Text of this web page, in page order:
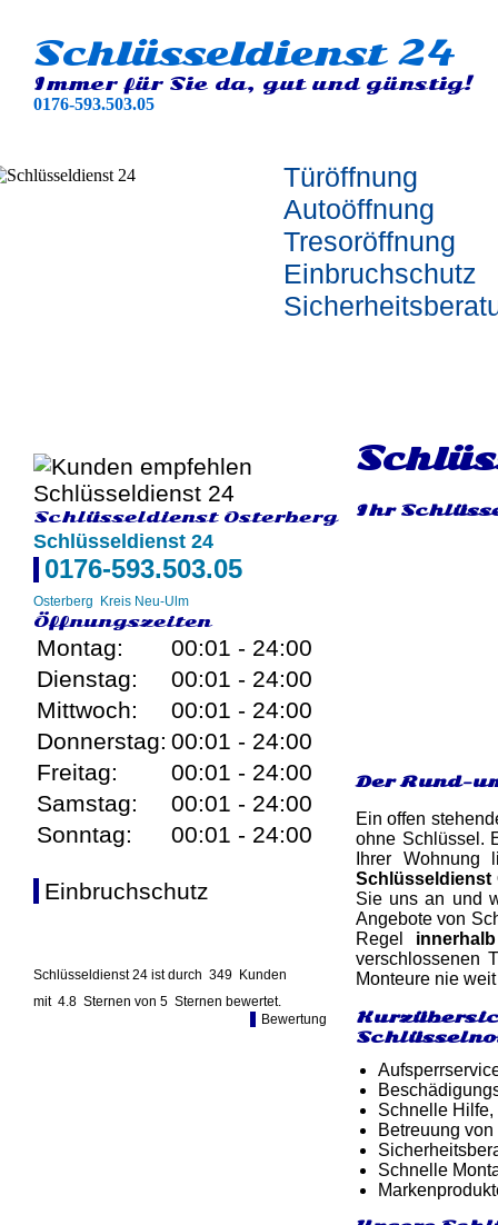
Schlüsseldienst 24
Immer für Sie da, gut und günstig!
0176-593.503.05
Türöffnung
Autoöffnung
Tresoröffnung
Einbruchschutz
Schlüsseldienst Osterberg
Schlüsseldienst 24
0176-593.503.05
Osterberg Kreis Neu-Ulm
Öffnungszeiten
Montag:
00:01 - 24:00
Dienstag:
00:01 - 24:00
Mittwoch:
00:01 - 24:00
Donnerstag: 00:01 - 24:00
Freitag:
00:01 - 24:00
Samstag:
00:01 - 24:00
Sonntag:
00:01 - 24:00
Einbruchschutz
Schlüsseldienst 24 ist durch 349 Kunden
mit 4.8 Sternen von 5 Sternen bewertet.
Bewertung
Ihr
Der Rund-
Ein offen
ohne Schlüssel.
Ihrer
Schlüsseldienst
Sie uns an und
Angebote von
Regel
verschlossenen
Monteure nie
Schnelle Hilfe,
Betreuung
Schnelle